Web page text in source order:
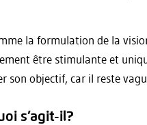
la formulation de la
être stimulante et
son objectif, car il reste
s’agit-il?